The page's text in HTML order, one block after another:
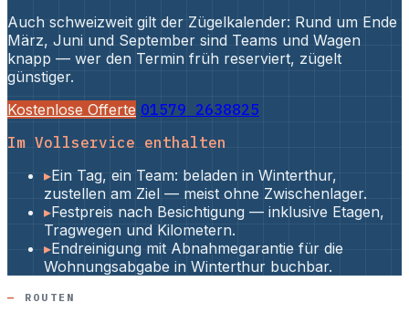
Auch schweizweit gilt der Zügelkalender: Rund um Ende
März, Juni und September sind Teams und Wagen
knapp — wer den Termin früh reserviert, zügelt
günstiger.
Kostenlose Offerte 01579 2638825
Im Vollservice enthalten
▸Ein Tag, ein Team: beladen in Winterthur,
zustellen am Ziel — meist ohne Zwischenlager.
▸Festpreis nach Besichtigung — inklusive Etagen,
Tragwegen und Kilometern.
▸Endreinigung mit Abnahmegarantie für die
Wohnungsabgabe in Winterthur buchbar.
ROUTEN